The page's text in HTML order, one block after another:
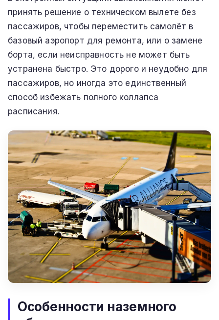
принять решение о техническом вылете без
пассажиров, чтобы переместить самолёт в
базовый аэропорт для ремонта, или о замене
борта, если неисправность не может быть
устранена быстро. Это дорого и неудобно для
пассажиров, но иногда это единственный
способ избежать полного коллапса
расписания.
Особенности наземного